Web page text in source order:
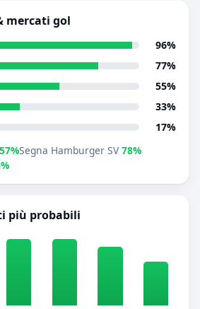
mercati gol
96%
77%
55%
33%
17%
57%Segna Hamburger SV 78%
più probabili